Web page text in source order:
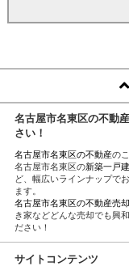
名古屋市名東区の不動
さい！
名古屋市名東区の不動産の
名古屋市名東区の新築一戸
ど、幅広いラインナップで
ます。
名古屋市名東区の不動産売
き家などどんな売却でも興
ださい！
サイトコンテンツ